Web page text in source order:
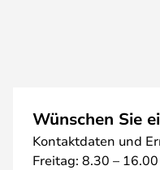
Wünschen Sie
Kontaktdaten und
Freitag: 8.30 –